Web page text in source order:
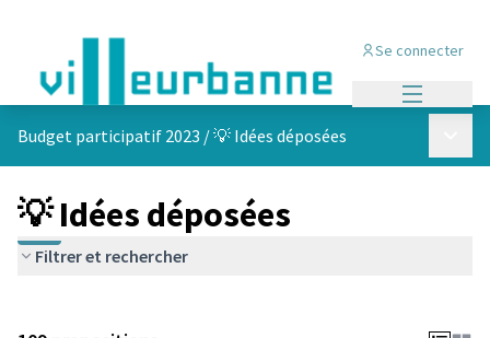
Se connecter
Budget participatif 2023 /💡 Idées déposées
💡 Idées déposées
Filtrer et rechercher
+